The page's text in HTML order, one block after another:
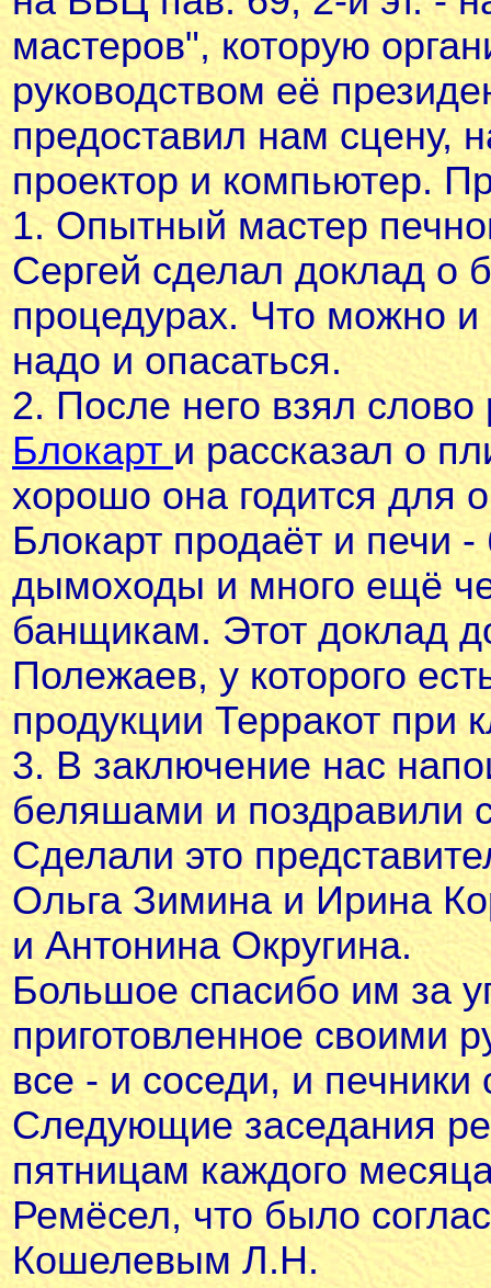
мастеров", которую
руководством её
предоставил нам сцену,
проектор и компьютер.
1. Опытный мастер
Сергей сделал доклад о
процедурах. Что можно и
надо и опасаться.
2. После него взял
Блокарти рассказал о
хорошо она годится для
Блокарт продаёт и печи
дымоходы и много ещё
банщикам. Этот доклад
Полежаев, у которого
продукции Терракот при
3. В заключение нас
беляшами и
Сделали это
Ольга Зимина и Ирина
и Антонина Округина.
Большое спасибо им за
приготовленное своими
все - и соседи, и печники
Следующие заседания
пятницам каждого
Ремёсел, что было
Кошелевым Л.Н.